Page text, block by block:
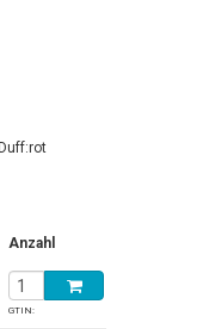
Anzahl
GTIN: